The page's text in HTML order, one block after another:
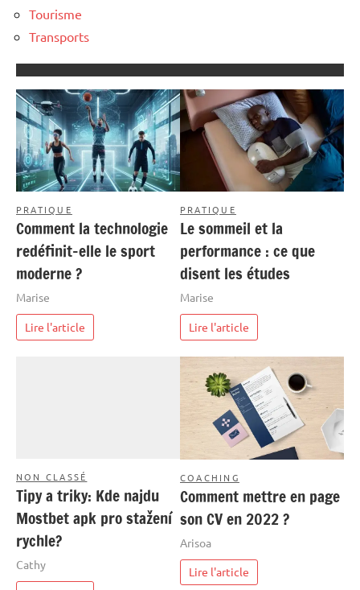
Tourisme
Transports
PRATIQUE
Comment la technologie
redéfinit-elle le sport
moderne ?
Marise
Lire l'article
PRATIQUE
Le sommeil et la
performance : ce que
disent les études
Marise
Lire l'article
NON CLASSÉ
Tipy a triky: Kde najdu
Mostbet apk pro stažení
rychle?
Cathy
COACHING
Comment mettre en page
son CV en 2022 ?
Arisoa
Lire l'article